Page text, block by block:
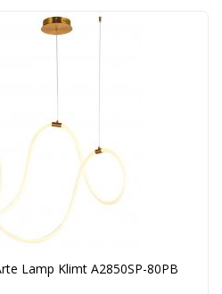
Lamp Klimt A2850SP-80PB